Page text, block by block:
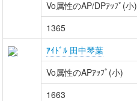
Vo属性のAP/DPｱｯﾌﾟ(小)
1365
ｱｲﾄﾞﾙ 田中琴葉
Vo属性のAPｱｯﾌﾟ(小)
1663